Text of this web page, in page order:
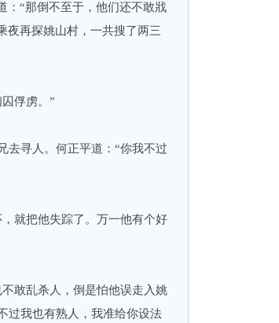
“那倒不至于，他们还不敢戕
夜再探姚山村，一共搜了两三
俘虏。”
寻人。何正平道：“你我不过
就把他失踪了。万一他有个好
敢乱杀人，倒是怕他误走入姚
过我也有熟人，我准给你设法